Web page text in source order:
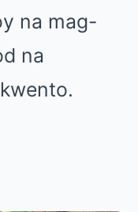
na mag-
na